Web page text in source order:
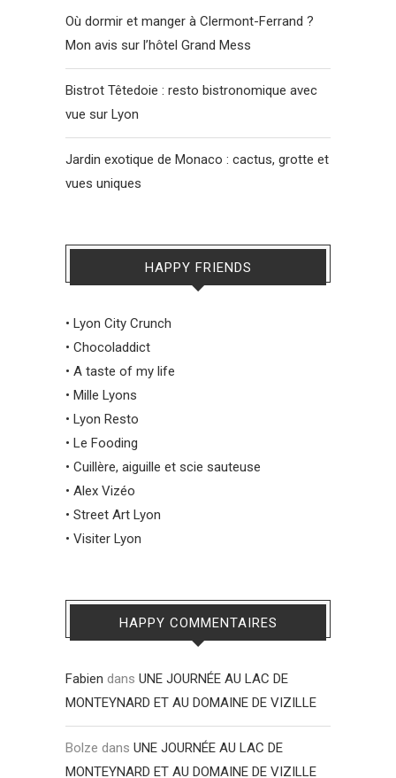
Où dormir et manger à Clermont-Ferrand ?
Mon avis sur l’hôtel Grand Mess
Bistrot Têtedoie : resto bistronomique avec
vue sur Lyon
Jardin exotique de Monaco : cactus, grotte et
vues uniques
HAPPY FRIENDS
• Lyon City Crunch
• Chocoladdict
• A taste of my life
• Mille Lyons
• Lyon Resto
• Le Fooding
• Cuillère, aiguille et scie sauteuse
• Alex Vizéo
• Street Art Lyon
• Visiter Lyon
HAPPY COMMENTAIRES
Fabien dans UNE JOURNÉE AU LAC DE
MONTEYNARD ET AU DOMAINE DE VIZILLE
Bolze dans UNE JOURNÉE AU LAC DE
MONTEYNARD ET AU DOMAINE DE VIZILLE